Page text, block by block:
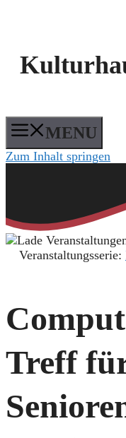
MENU
Zum Inhalt springen
Veranstaltungsserie:
Treff